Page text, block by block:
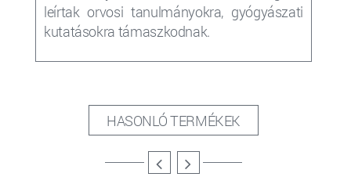
leírtak orvosi tanulmányokra, gyógyászati
kutatásokra támaszkodnak.
HASONLÓ TERMÉKEK